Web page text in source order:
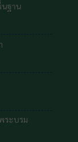
ฐาน
ระบรม